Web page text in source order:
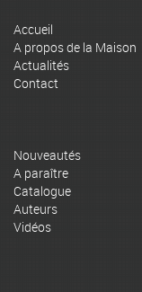
Accueil
A propos de la Maison
Actualités
Contact
Nouveautés
A paraître
Catalogue
Auteurs
Vidéos